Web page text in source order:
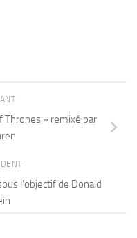
Thrones » remixé par
l’objectif de Donald